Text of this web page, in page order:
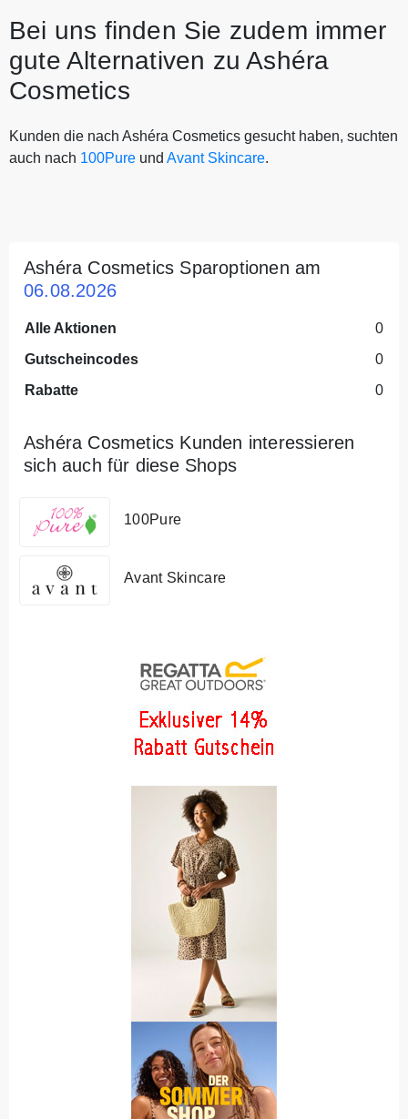
Bei uns finden Sie zudem immer
gute Alternativen zu Ashéra
Cosmetics
Kunden die nach Ashéra Cosmetics gesucht haben, suchten
auch nach 100Pure und Avant Skincare.
Ashéra Cosmetics Sparoptionen am
06.08.2026
Alle Aktionen
0
Gutscheincodes
0
Rabatte
0
Ashéra Cosmetics Kunden interessieren
sich auch für diese Shops
100Pure
Avant Skincare